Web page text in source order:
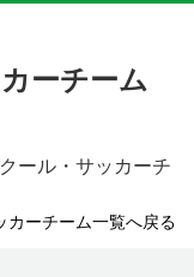
ーチーム
ール・サッカーチ
カーチーム一覧へ戻る